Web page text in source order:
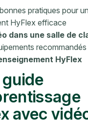
pratiques pour un
HyFlex efficace
dans une salle de
recommandés
HyFlex
avec